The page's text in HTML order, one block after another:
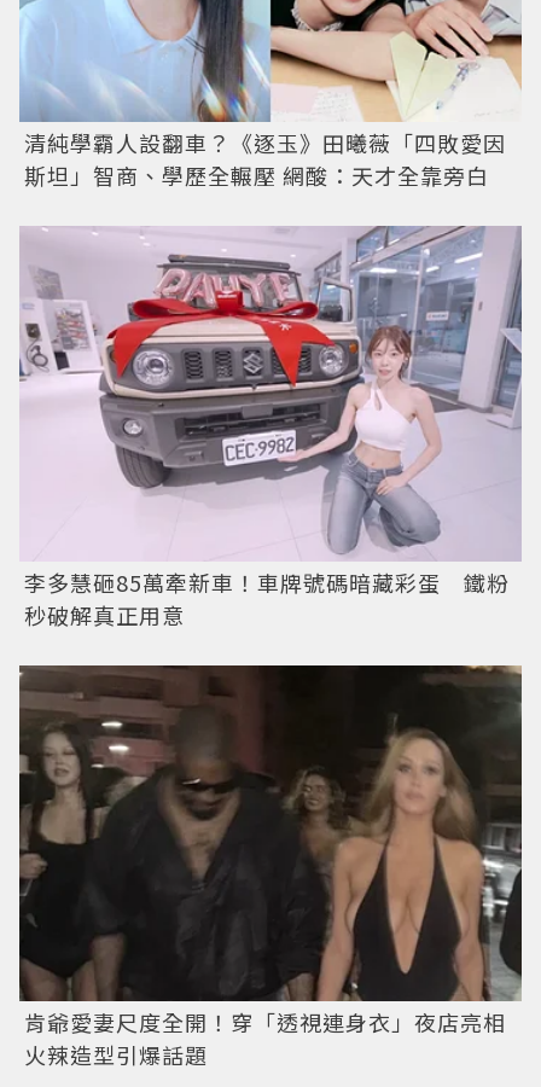
清純學霸人設翻車？《逐玉》田曦薇「四敗愛因
斯坦」智商、學歷全輾壓 網酸：天才全靠旁白
李多慧砸85萬牽新車！車牌號碼暗藏彩蛋 鐵粉
秒破解真正用意
肯爺愛妻尺度全開！穿「透視連身衣」夜店亮相
火辣造型引爆話題